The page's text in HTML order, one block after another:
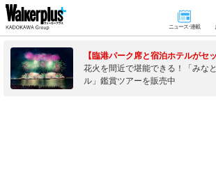
ニュース･連載
【臨港パーク席と宿泊ホテルがセッ
花火を間近で堪能できる！「みな
ル」鑑賞ツアーを販売中